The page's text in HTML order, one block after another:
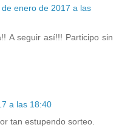
de enero de 2017 a las
A seguir así!!! Participo sin
a las 18:40
tan estupendo sorteo.